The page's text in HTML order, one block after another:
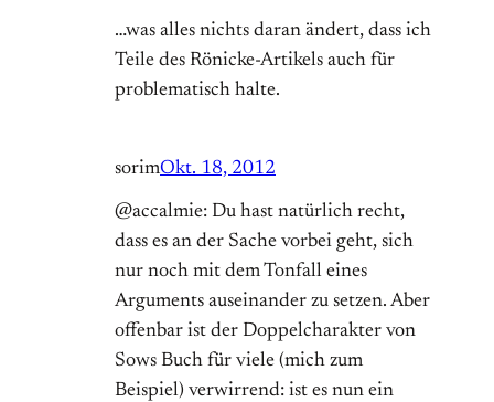
…was alles nichts daran ändert, dass ich
Teile des Rönicke-Artikels auch für
problematisch halte.
sorimOkt. 18, 2012
@accalmie: Du hast natürlich recht,
dass es an der Sache vorbei geht, sich
nur noch mit dem Tonfall eines
Arguments auseinander zu setzen. Aber
offenbar ist der Doppelcharakter von
Sows Buch für viele (mich zum
Beispiel) verwirrend: ist es nun ein